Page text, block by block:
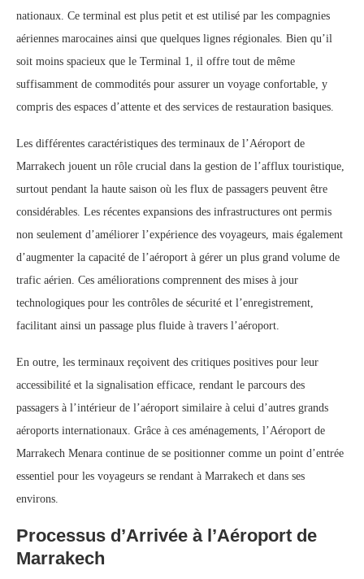
nationaux. Ce terminal est plus petit et est utilisé par les compagnies
aériennes marocaines ainsi que quelques lignes régionales. Bien qu’il
soit moins spacieux que le Terminal 1, il offre tout de même
suffisamment de commodités pour assurer un voyage confortable, y
compris des espaces d’attente et des services de restauration basiques.
Les différentes caractéristiques des terminaux de l’Aéroport de
Marrakech jouent un rôle crucial dans la gestion de l’afflux touristique,
surtout pendant la haute saison où les flux de passagers peuvent être
considérables. Les récentes expansions des infrastructures ont permis
non seulement d’améliorer l’expérience des voyageurs, mais également
d’augmenter la capacité de l’aéroport à gérer un plus grand volume de
trafic aérien. Ces améliorations comprennent des mises à jour
technologiques pour les contrôles de sécurité et l’enregistrement,
facilitant ainsi un passage plus fluide à travers l’aéroport.
En outre, les terminaux reçoivent des critiques positives pour leur
accessibilité et la signalisation efficace, rendant le parcours des
passagers à l’intérieur de l’aéroport similaire à celui d’autres grands
aéroports internationaux. Grâce à ces aménagements, l’Aéroport de
Marrakech Menara continue de se positionner comme un point d’entrée
essentiel pour les voyageurs se rendant à Marrakech et dans ses
environs.
Processus d’Arrivée à l’Aéroport de
Marrakech